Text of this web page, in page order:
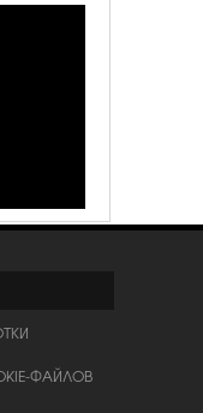
ФАЙЛОВ